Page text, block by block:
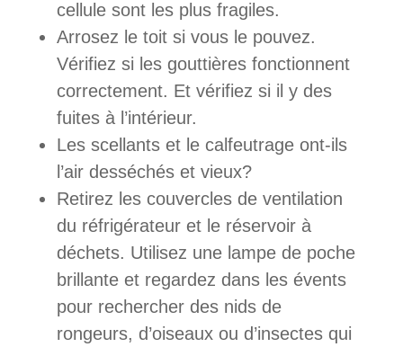
cellule sont les plus fragiles.
Arrosez le toit si vous le pouvez.
Vérifiez si les gouttières fonctionnent
correctement. Et vérifiez si il y des
fuites à l’intérieur.
Les scellants et le calfeutrage ont-ils
l’air desséchés et vieux?
Retirez les couvercles de ventilation
du réfrigérateur et le réservoir à
déchets. Utilisez une lampe de poche
brillante et regardez dans les évents
pour rechercher des nids de
rongeurs, d’oiseaux ou d’insectes qui